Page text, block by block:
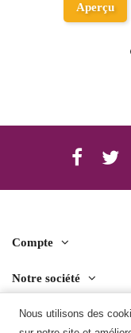
Nous utilisons des
panier
Compte
Notre société
Contact us